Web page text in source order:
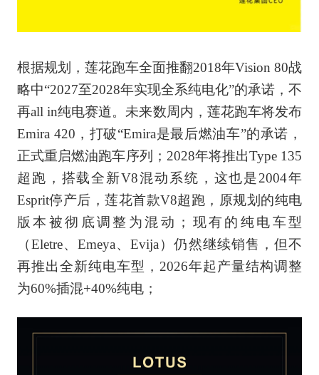
根据规划，莲花跑车全面推翻2018年Vision 80战
略中“2027至2028年实现全系纯电化”的承诺，不
再all in纯电赛道。未来数周内，莲花跑车将发布
Emira 420，打破“Emira是最后燃油车”的承诺，
正式重启燃油跑车序列；2028年将推出Type 135
超跑，搭载全新V8混动系统，这也是2004年
Esprit停产后，莲花首款V8超跑，原规划的纯电
版本被彻底调整为混动；现有的纯电车型
（Eletre、Emeya、Evija）仍然继续销售，但不
再推出全新纯电车型，2026年起产量结构调整
为60%插混+40%纯电；